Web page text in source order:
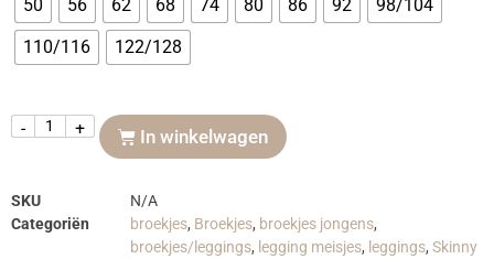
50 56 62 68 74 80 86 92
98/104
110/116
122/128
- + In winkelwagen
SKU
N/A
Categoriën
broekjes, Broekjes, broekjes jongens,
broekjes/leggings, legging meisjes, leggings, Skinny